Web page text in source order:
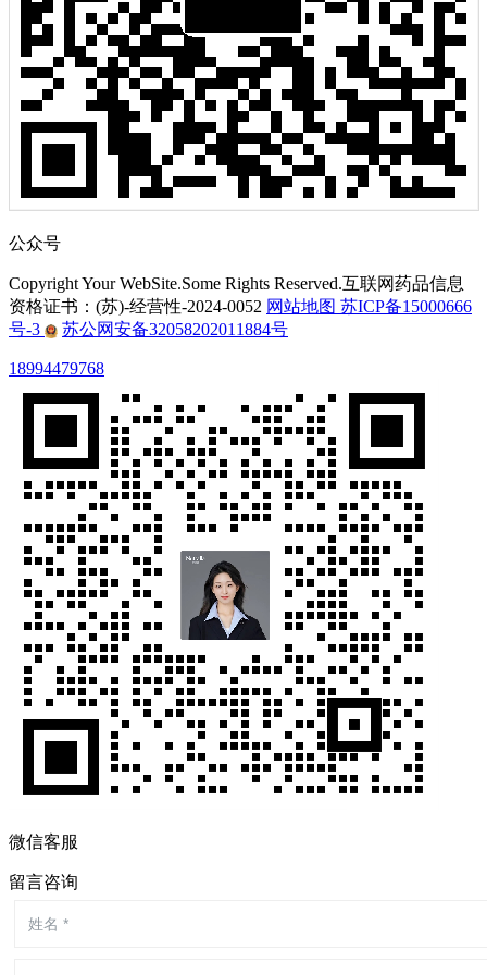
公众号
Copyright Your WebSite.Some Rights Reserved.互联网药品信息
资格证书：(苏)-经营性-2024-0052 网站地图 苏ICP备15000666
号-3
苏公网安备32058202011884号
18994479768
微信客服
留言咨询